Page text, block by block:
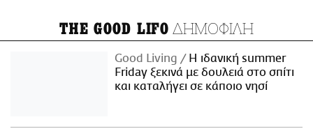
THE GOOD LIFO ΔΗΜΟΦΙΛΗ
Good Living
Η ιδανική summer
Friday ξεκινά με δουλειά στο σπίτι
και καταλήγει σε κάποιο νησί